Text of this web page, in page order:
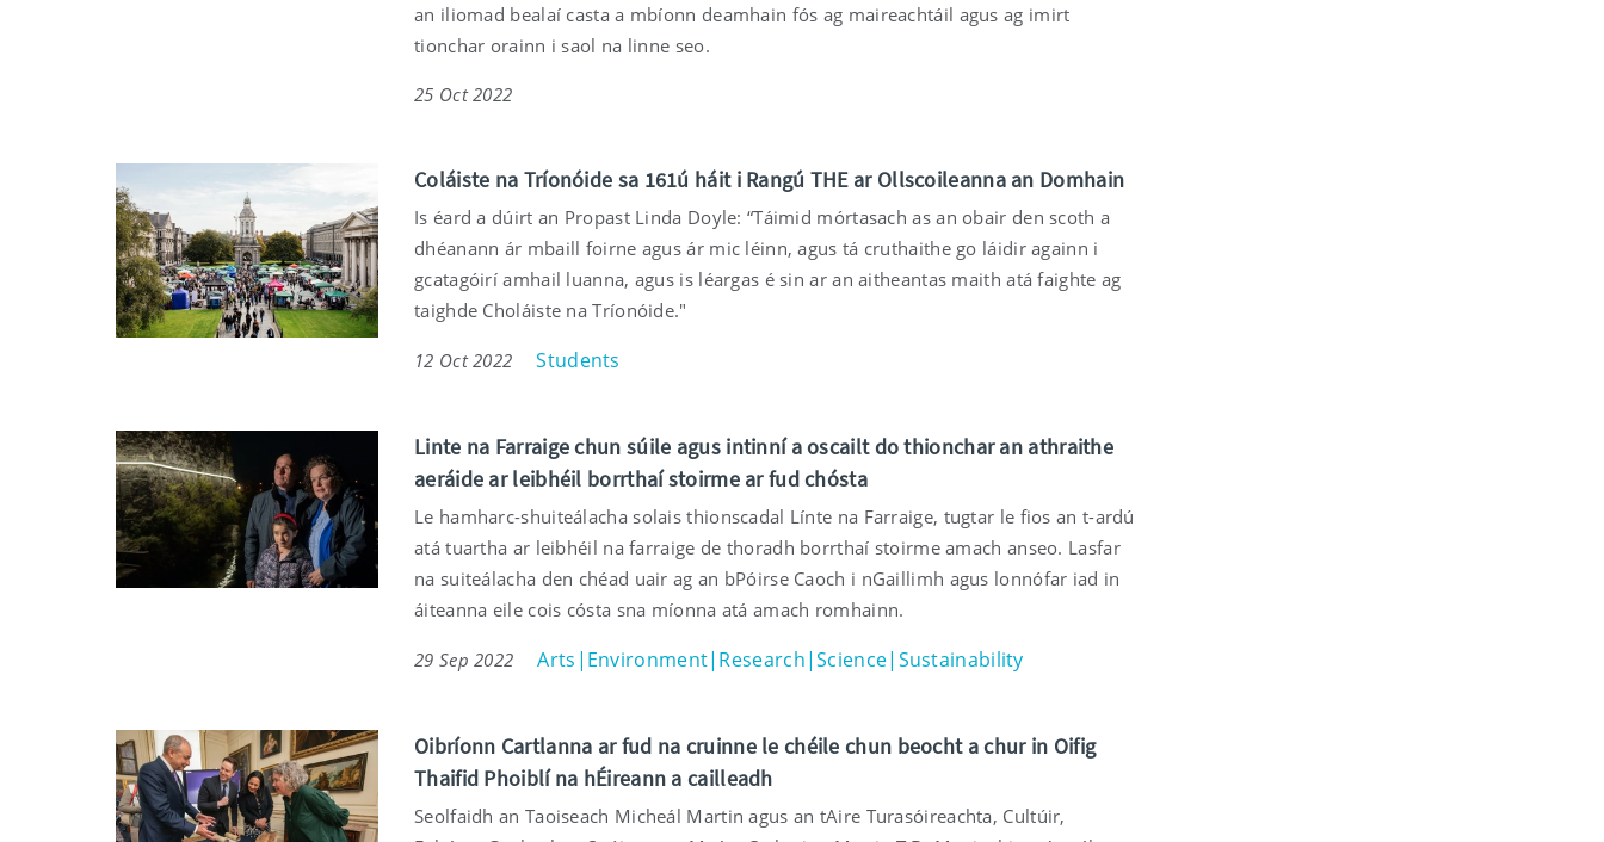
an iliomad bealaí casta a mbíonn deamhain fós ag maireachtáil agus ag imirt
tionchar orainn i saol na linne seo.
25 Oct 2022
Coláiste na Tríonóide sa 161ú háit i Rangú THE ar Ollscoileanna an Domhain
Is éard a dúirt an Propast Linda Doyle: “Táimid mórtasach as an obair den scoth a
dhéanann ár mbaill foirne agus ár mic léinn, agus tá cruthaithe go láidir againn i
gcatagóirí amhail luanna, agus is léargas é sin ar an aitheantas maith atá faighte ag
taighde Choláiste na Tríonóide."
12 Oct 2022 Students
Linte na Farraige chun súile agus intinní a oscailt do thionchar an athraithe
aeráide ar leibhéil borrthaí stoirme ar fud chósta
Le hamharc-shuiteálacha solais thionscadal Línte na Farraige, tugtar le fios an t-ardú
atá tuartha ar leibhéil na farraige de thoradh borrthaí stoirme amach anseo. Lasfar
na suiteálacha den chéad uair ag an bPóirse Caoch i nGaillimh agus lonnófar iad in
áiteanna eile cois cósta sna míonna atá amach romhainn.
29 Sep 2022 Arts|Environment|Research|Science|Sustainability
Oibríonn Cartlanna ar fud na cruinne le chéile chun beocht a chur in Oifig
Thaifid Phoiblí na hÉireann a cailleadh
Seolfaidh an Taoiseach Micheál Martin agus an tAire Turasóireachta, Cultúir,